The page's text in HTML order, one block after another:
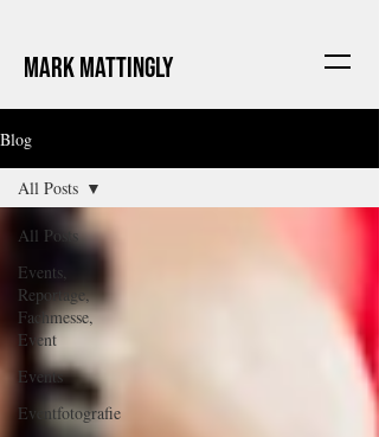
Mark Mattingly
Blog
All Posts
Events,
Reportage,
Fachmesse,
Event
Events
Eventfotografie
All Posts